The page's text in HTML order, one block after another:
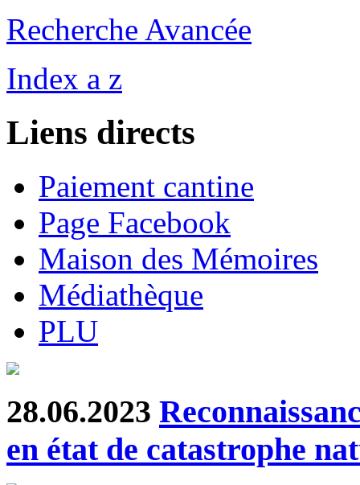
Recherche Avancée
Index a z
Liens directs
Paiement cantine
Page Facebook
Maison des Mémoires
Médiathèque
PLU
28.06.2023
en état de catastrophe